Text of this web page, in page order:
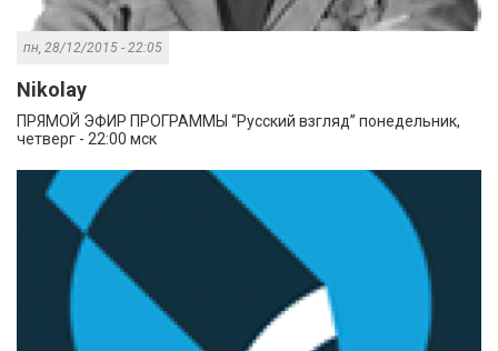
пн, 28/12/2015 - 22:05
Nikolay
ПРЯМОЙ ЭФИР ПРОГРАММЫ “Русский взгляд” понедельник,
четверг - 22:00 мск